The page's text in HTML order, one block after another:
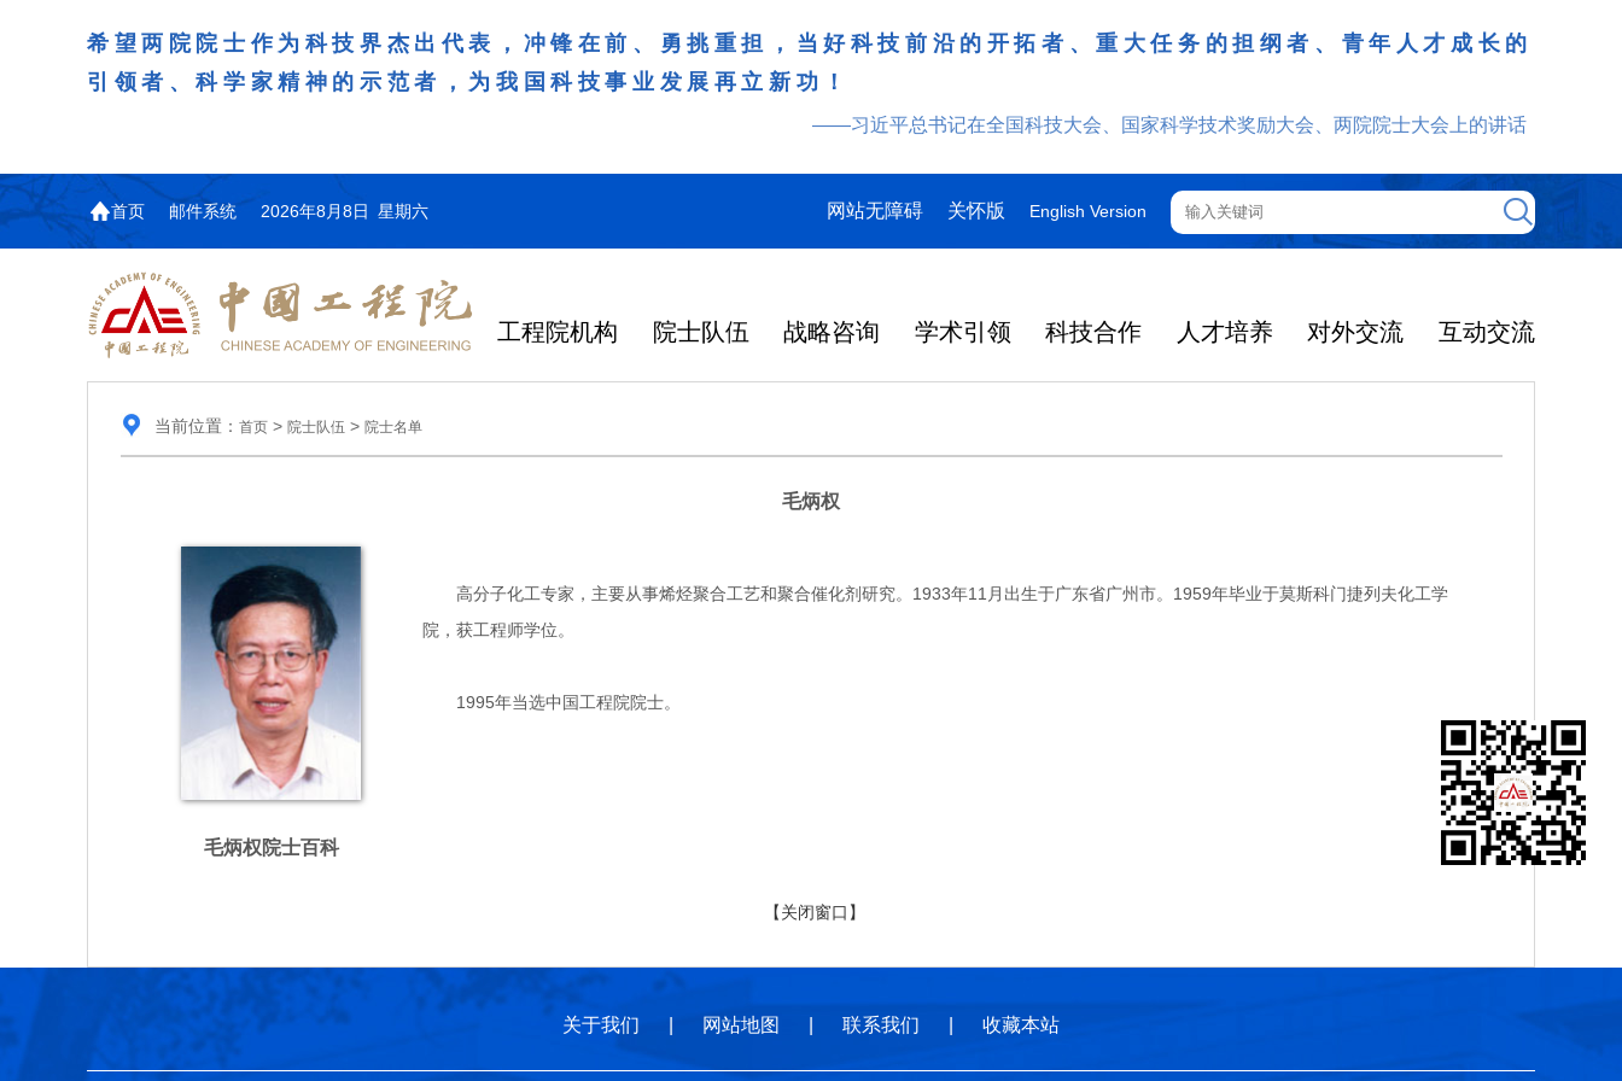
希望两院院士作为科技界杰出代表，冲锋在前、勇挑重担，当好科技前沿的开拓者、重大任务的担纲者、青年人才成长的
引领者、科学家精神的示范者，为我国科技事业发展再立新功！
——习近平总书记在全国科技大会、国家科学技术奖励大会、两院院士大会上的讲话
首页 邮件系统 2026年8月8日 星期六 网站无障碍 关怀版 English Version
工程院机构 院士队伍 战略咨询 学术引领 科技合作 人才培养 对外交流 互动交流
当前位置： 首页> 院士队伍 > 院士名单
毛炳权
毛炳权院士百科
高分子化工专家，主要从事烯烃聚合工艺和聚合催化剂研究。1933年11月出生于广东省广州市。1959年毕业于莫斯科门捷列夫化工学
院，获工程师学位。
1995年当选中国工程院院士。
【关闭窗口】
关于我们 网站地图 联系我们 收藏本站